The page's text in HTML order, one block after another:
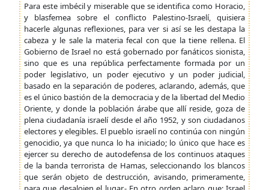
Para este imbécil y miserable que se identifica como Horacio,
y blasfemea sobre el conflicto Palestino-Israelí, quisiera
hacerle algunas reflexiones, para ver si así se les destapa la
cabeza y le sale la materia fecal con que la tiene rellena. El
Gobierno de Israel no está gobernado por fanáticos sionista,
sino que es una república perfectamente formada por un
poder legislativo, un poder ejecutivo y un poder judicial,
basado en la separación de poderes, aclarando, además, que
es el único bastión de la democracia y de la libertad del Medio
Oriente, y donde la población árabe que allí reside, goza de
plena ciudadanía israelí desde el año 1952, y son ciudadanos
electores y elegibles. El pueblo israelí no continúa con ningún
genocidio, ya que nunca lo ha iniciado; lo único que hace es
ejercer su derecho de autodefensa de los continuos ataques
de la banda terrorista de Hamas, seleccionando los blancos
que serán objeto de destrucción, avisando, primeramente,